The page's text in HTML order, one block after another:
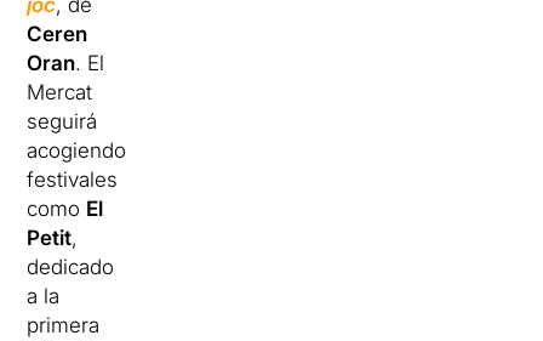
joc, de
Ceren
Oran. El
Mercat
seguirá
acogiendo
festivales
como El
Petit,
dedicado
a la
primera